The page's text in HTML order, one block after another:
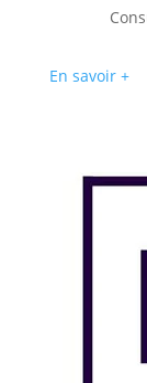
En savoir +